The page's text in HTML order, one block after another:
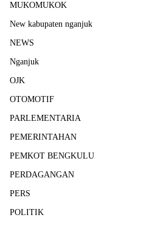
MUKOMUKOK
New kabupaten nganjuk
NEWS
Nganjuk
OJK
OTOMOTIF
PARLEMENTARIA
PEMERINTAHAN
PEMKOT BENGKULU
PERDAGANGAN
PERS
POLITIK